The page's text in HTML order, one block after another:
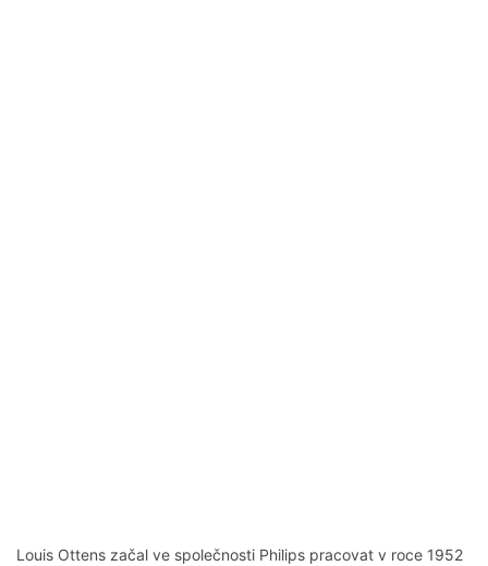
Louis Ottens začal ve společnosti Philips pracovat v roce 1952